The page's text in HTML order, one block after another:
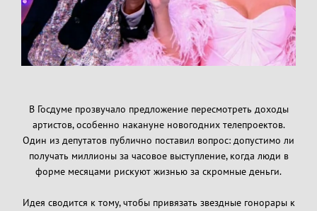
В Госдуме прозвучало предложение пересмотреть доходы
артистов, особенно накануне новогодних телепроектов.
Один из депутатов публично поставил вопрос: допустимо ли
получать миллионы за часовое выступление, когда люди в
форме месяцами рискуют жизнью за скромные деньги.
Идея сводится к тому, чтобы привязать звездные гонорары к